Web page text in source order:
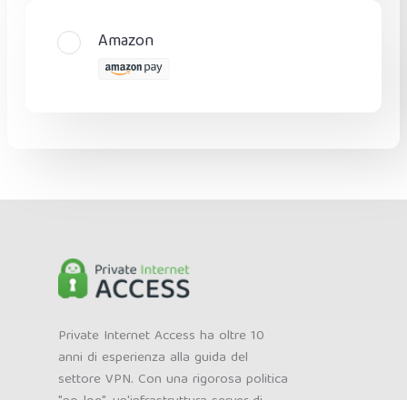
Amazon
Private Internet Access ha oltre 10
anni di esperienza alla guida del
settore VPN. Con una rigorosa politica